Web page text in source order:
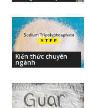
Kiến thức chuyên
ngành